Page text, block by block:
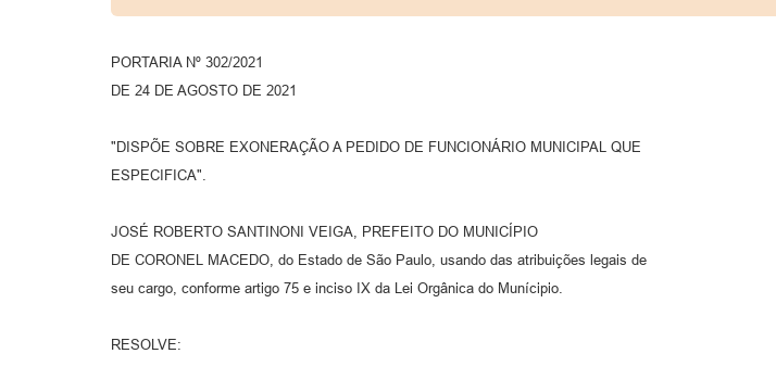
PORTARIA Nº 302/2021
DE 24 DE AGOSTO DE 2021
"DISPÕE SOBRE EXONERAÇÃO A PEDIDO DE FUNCIONÁRIO MUNICIPAL QUE
ESPECIFICA".
JOSÉ ROBERTO SANTINONI VEIGA, PREFEITO DO MUNICÍPIO
DE CORONEL MACEDO, do Estado de São Paulo, usando das atribuições legais de
seu cargo, conforme artigo 75 e inciso IX da Lei Orgânica do Munícipio.
RESOLVE: